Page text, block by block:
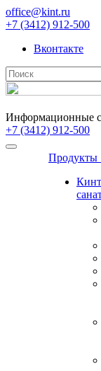
office@kint.ru
+7 (3412) 912-500
Вконтакте
Информационные
+7 (3412) 912-500
Продукты